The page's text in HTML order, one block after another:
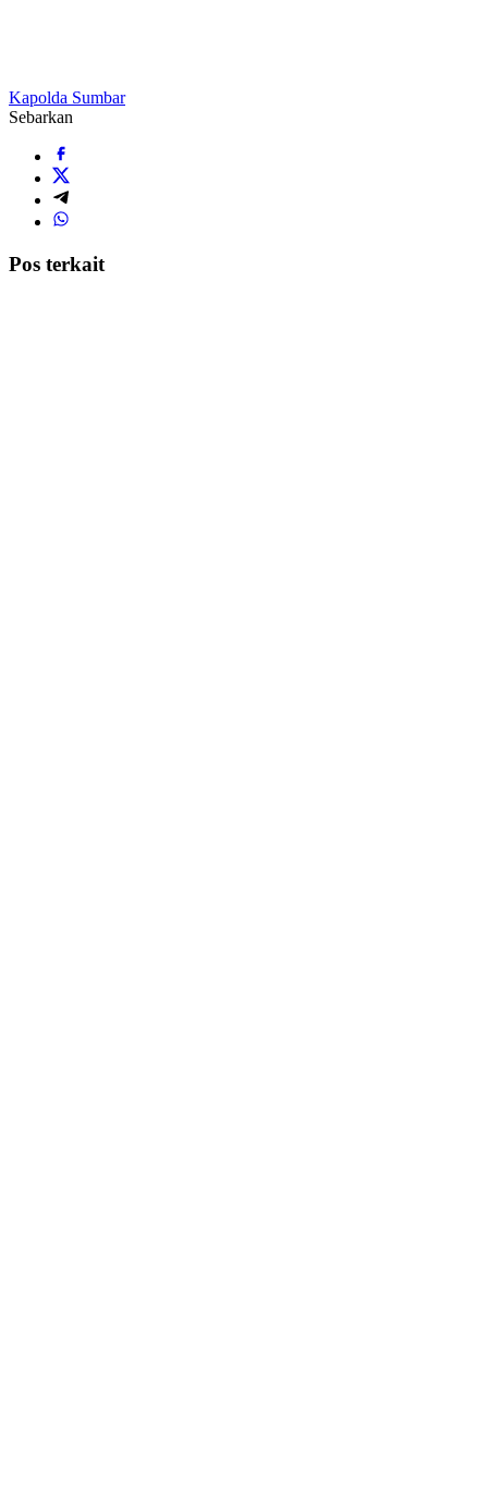
Kapolda Sumbar
Sebarkan
Pos terkait